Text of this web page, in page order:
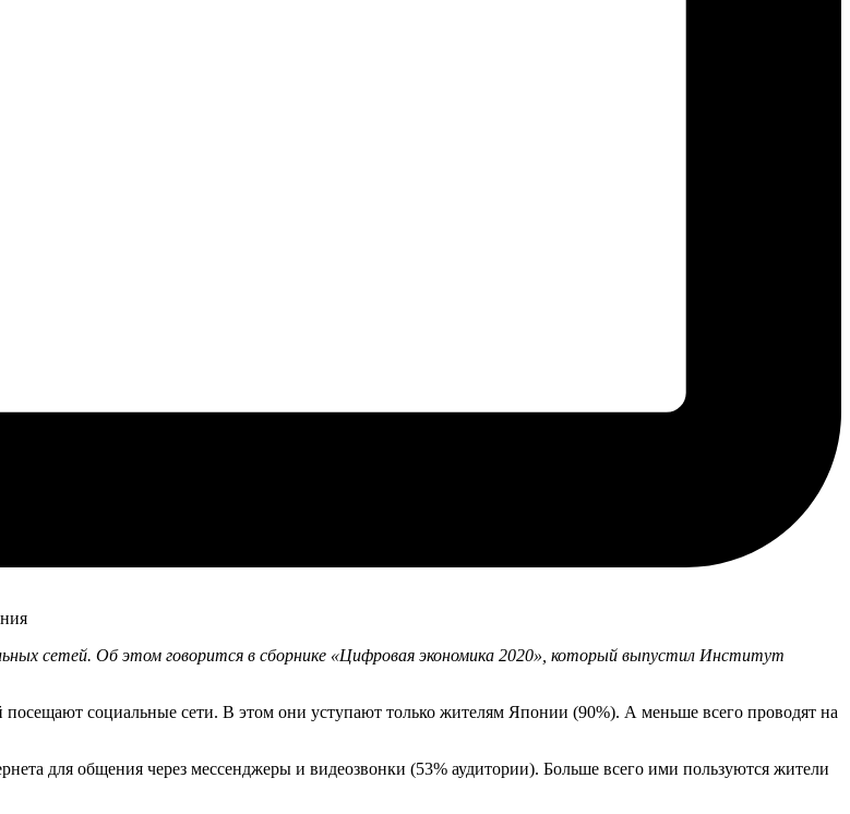
сетей. Об этом говорится в сборнике «Цифровая экономика 2020», который выпустил Институт
посещают социальные сети. В этом они уступают только жителям Японии (90%). А меньше всего проводят на
для общения через мессенджеры и видеозвонки (53% аудитории). Больше всего ими пользуются жители